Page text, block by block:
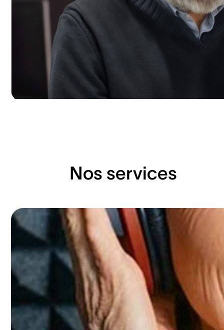
Nos services